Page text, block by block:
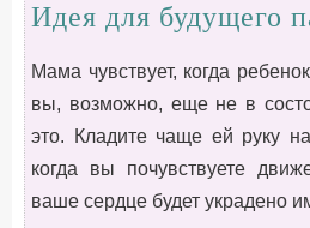
Идея для будущего
Мама чувствует, когда
вы, возможно, еще не в
это. Кладите чаще ей руку
когда вы почувствуете
ваше сердце будет украдено